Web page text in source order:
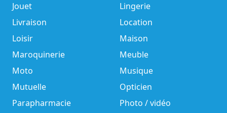
Jouet
Lingerie
Livraison
Location
Loisir
Maison
Maroquinerie
Meuble
Moto
Musique
Mutuelle
Opticien
Parapharmacie
Photo / vidéo